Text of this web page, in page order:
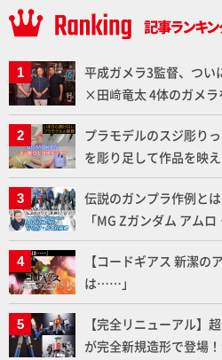
平成ガメラ3監督、つ
×田﨑竜太 4体のガメ
メラ永久保存化プロジ
プラモデルのスジ彫り
を彫り足して作品を映
いプラモデルの基礎：
伝説のガンプラ作例と
「MG Zガンダム アム
ふたたび塗る!!【試し読
【コードギアス 新潔の
は……」
【完全リニューアル】
が完全新規造形で登場